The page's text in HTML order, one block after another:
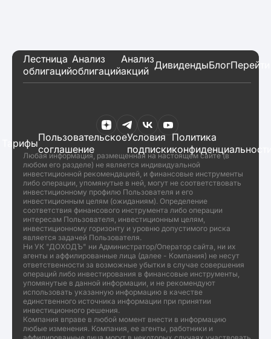
Лестница
облигаций
Анализ
облигаций
Анализ
акций ДивидендыБлог
ТарифыПользовательское
соглашение
Условия
подписки
Политика
Любая информация, размещенная на настоящем сайте (в
любом его разделе) не является индивидуальной
инвестиционной рекомендацией, и финансовые инструменты
либо операции, упомянутые в ней, могут не соответствовать
инвестиционному профилю Пользователя и его
инвестиционным целям (ожиданиям). Определение
соответствия финансового инструмента либо операции
интересам Пользователя, инвестиционным целям,
инвестиционному горизонту и уровню допустимого риска
является задачей Пользователя.
Ни УК "ДОХОДЪ" ни Администратор/Оператор сайта, ни их
агенты и аффилированные лица (далее - Компания) не несут
ответственности за возможные убытки в случае совершения
операций либо инвестирования в финансовые инструменты,
упомянутые в данной информации, и не рекомендуют
использовать указанную информацию в качестве
единственного источника информации при принятии
инвестиционного решения.
Компания вправе в любой момент внести в информацию
любые изменения. Компания, ее агенты, работники и